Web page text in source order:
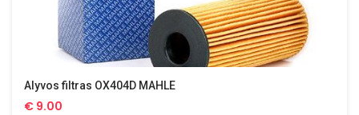
Alyvos filtras OX404D MAHLE
€ 9.00